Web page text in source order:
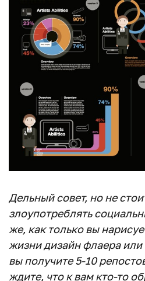
Дельный совет, но не
злоупотреблять
же, как только вы
жизни дизайн флаера
вы получите 5-10
ждите, что к вам кто-то